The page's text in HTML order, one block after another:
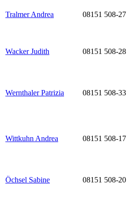
Tralmer Andrea 08151 508-27
Wacker Judith 08151 508-28
Wernthaler Patrizia 08151 508-33
Wittkuhn Andrea 08151 508-17
Öchsel Sabine 08151 508-20